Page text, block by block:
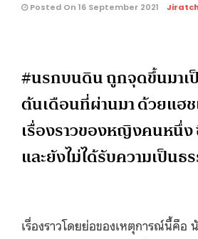
Posted On 16 September 2021
#นรกบนดิน ถูกจุดขึ้นมาเ
ต้นเดือนที่ผ่านมา ด้วยแฮ
เรื่องราวของหญิงคนหนึ่
และยังไม่ได้รับความเป็นธ
เรื่องราวโดยย่อของเหตุการณ์นี้คื